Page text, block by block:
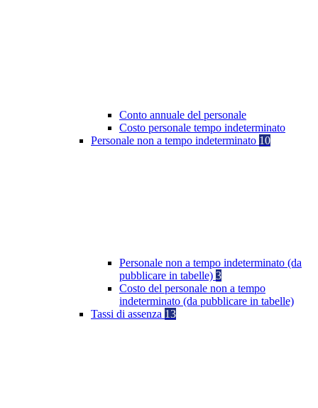
Conto annuale del personale
Costo personale tempo indeterminato
Personale non a tempo indeterminato 10
Personale non a tempo indeterminato (da
pubblicare in tabelle) 3
Costo del personale non a tempo
indeterminato (da pubblicare in tabelle)
Tassi di assenza 13